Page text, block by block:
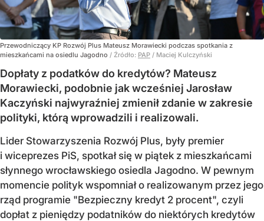
Przewodniczący KP Rozwój Plus Mateusz Morawiecki podczas spotkania z
mieszkańcami na osiedlu Jagodno / Źródło: PAP / Maciej Kulczyński
Dopłaty z podatków do kredytów? Mateusz
Morawiecki, podobnie jak wcześniej Jarosław
Kaczyński najwyraźniej zmienił zdanie w zakresie
polityki, którą wprowadzili i realizowali.
Lider Stowarzyszenia Rozwój Plus, były premier
i wiceprezes PiS, spotkał się w piątek z mieszkańcami
słynnego wrocławskiego osiedla Jagodno. W pewnym
momencie polityk wspomniał o realizowanym przez jego
rząd programie "Bezpieczny kredyt 2 procent", czyli
dopłat z pieniędzy podatników do niektórych kredytów